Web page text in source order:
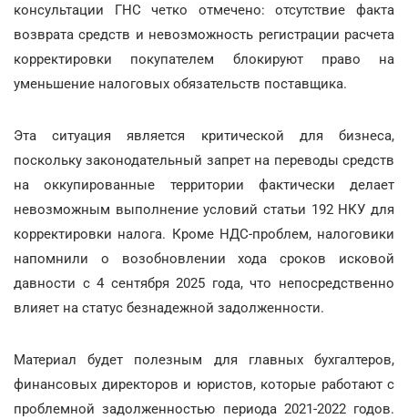
консультации ГНС четко отмечено: отсутствие факта
возврата средств и невозможность регистрации расчета
корректировки покупателем блокируют право на
уменьшение налоговых обязательств поставщика.
Эта ситуация является критической для бизнеса,
поскольку законодательный запрет на переводы средств
на оккупированные территории фактически делает
невозможным выполнение условий статьи 192 НКУ для
корректировки налога. Кроме НДС-проблем, налоговики
напомнили о возобновлении хода сроков исковой
давности с 4 сентября 2025 года, что непосредственно
влияет на статус безнадежной задолженности.
Материал будет полезным для главных бухгалтеров,
финансовых директоров и юристов, которые работают с
проблемной задолженностью периода 2021-2022 годов.